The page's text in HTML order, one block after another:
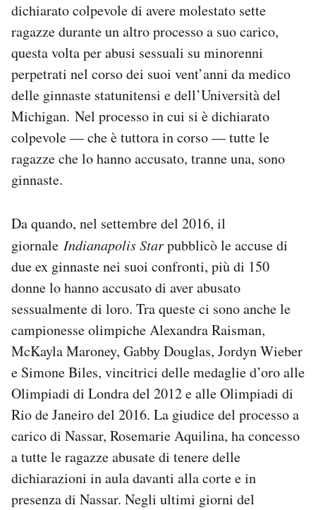
dichiarato colpevole di avere molestato sette
ragazze durante un altro processo a suo carico,
questa volta per abusi sessuali su minorenni
perpetrati nel corso dei suoi vent’anni da medico
delle ginnaste statunitensi e dell’Università del
Michigan. Nel processo in cui si è dichiarato
colpevole — che è tuttora in corso — tutte le
ragazze che lo hanno accusato, tranne una, sono
ginnaste.
Da quando, nel settembre del 2016, il
giornale Indianapolis Starpubblicò le accuse di
due ex ginnaste nei suoi confronti, più di 150
donne lo hanno accusato di aver abusato
sessualmente di loro. Tra queste ci sono anche le
campionesse olimpiche Alexandra Raisman,
McKayla Maroney, Gabby Douglas, Jordyn Wieber
e Simone Biles, vincitrici delle medaglie d’oro alle
Olimpiadi di Londra del 2012 e alle Olimpiadi di
Rio de Janeiro del 2016. La giudice del processo a
carico di Nassar, Rosemarie Aquilina, ha concesso
a tutte le ragazze abusate di tenere delle
dichiarazioni in aula davanti alla corte e in
presenza di Nassar. Negli ultimi giorni del